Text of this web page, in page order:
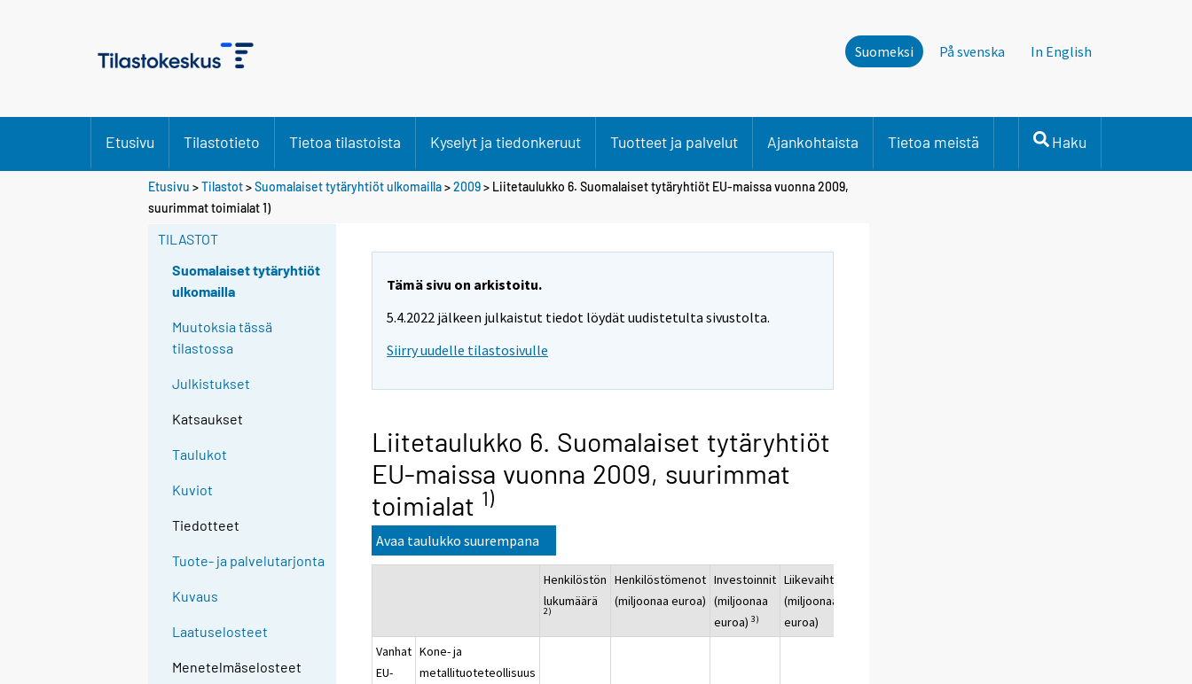
Suomeksi På svenska In English
Etusivu Tilastotieto Tietoa tilastoista Kyselyt ja tiedonkeruut Tuotteet ja palvelut Ajankohtaista Tietoa meistä Haku
Etusivu >Tilastot>Suomalaiset tytäryhtiöt ulkomailla>2009> Liitetaulukko 6. Suomalaiset tytäryhtiöt EU-maissa vuonna 2009,
suurimmat toimialat 1)
TILASTOT
Suomalaiset tytäryhtiöt
ulkomailla
Muutoksia tässä
tilastossa
Julkistukset
Katsaukset
Taulukot
Kuviot
Tiedotteet
Tuote- ja palvelutarjonta
Kuvaus
Laatuselosteet
Menetelmäselosteet
Tämä sivu on arkistoitu.
5.4.2022 jälkeen julkaistut tiedot löydät uudistetulta sivustolta.
Siirry uudelle tilastosivulle
Liitetaulukko 6. Suomalaiset tytäryhtiöt
EU-maissa vuonna 2009, suurimmat
toimialat 1)
Avaa taulukko suurempana
Henkilöstön
lukumäärä
2)
Henkilöstömenot
(miljoonaa euroa)
Investoinnit
(miljoonaa
euroa)3)
Liikevaihto
(miljoonaa
euroa)
Vanhat
EU-
Kone- ja
metallituoteteollisuus